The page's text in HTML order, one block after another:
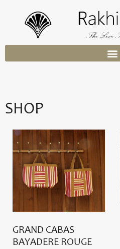
SHOP
GRAND CABAS
BAYADERE ROUGE